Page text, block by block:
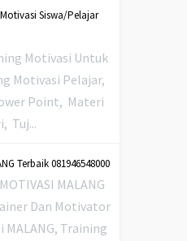
Siswa/Pelajar
Motivasi Untuk
Motivasi Pelajar,
Point, Materi
Tuj...
Terbaik 081946548000
MALANG
Dan Motivator
Training